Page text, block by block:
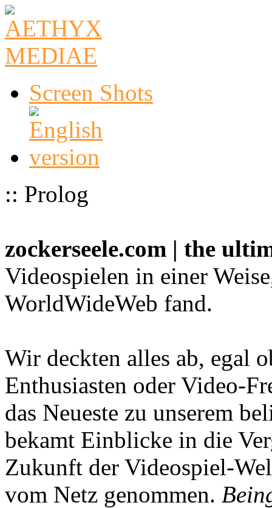
Screen Shots
:: Prolog
zockerseele.com | the
Videospielen in einer
WorldWideWeb fand.
Wir deckten alles ab, egal
Enthusiasten oder Video-
das Neueste zu unserem
bekamt Einblicke in die
Zukunft der Videospiel-
vom Netz genommen.